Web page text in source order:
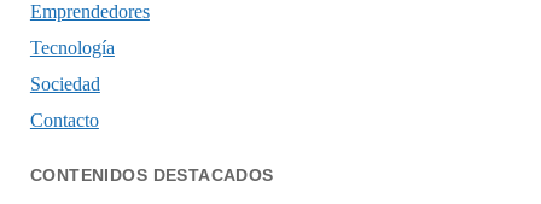
Emprendedores
Tecnología
Sociedad
Contacto
CONTENIDOS DESTACADOS